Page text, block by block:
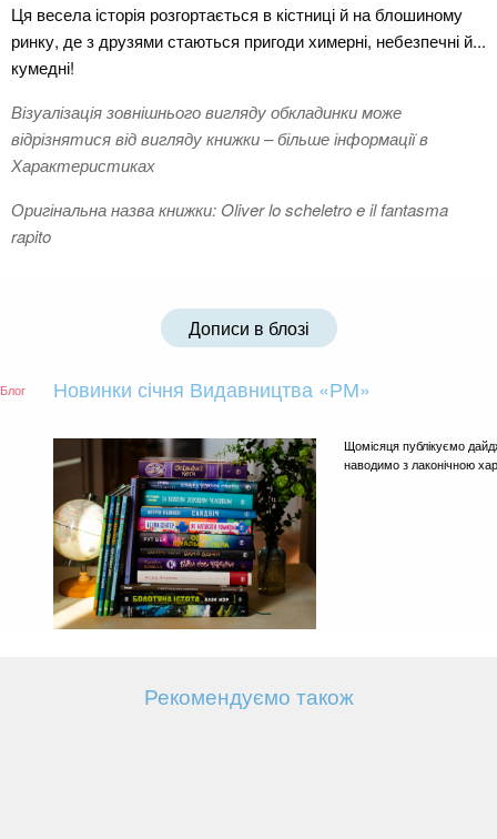
Ця весела історія розгортається в кістниці й на блошиному
ринку, де з друзями стаються пригоди химерні, небезпечні й...
кумедні!
Візуалізація зовнішнього вигляду обкладинки може
відрізнятися від вигляду книжки – більше інформації в
Характеристиках
Оригінальна назва книжки: Oliver lo scheletro e il fantasma
rapito
Дописи в блозі
Блог Новинки січня Видавництва «РМ»
Щомісяця публікуємо
наводимо з лаконічною
Рекомендуємо також